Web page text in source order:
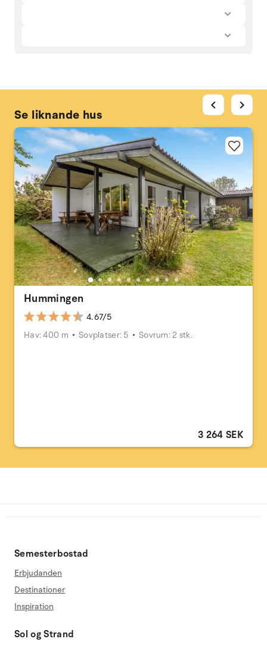
Se liknande hus
Hummingen
4.67/5
Hav: 400 m
Sovplatser: 5 Sovrum: 2 stk.
3 264 SEK
chevron_left chevron_right
Semesterbostad
Erbjudanden
Destinationer
Inspiration
Sol og Strand